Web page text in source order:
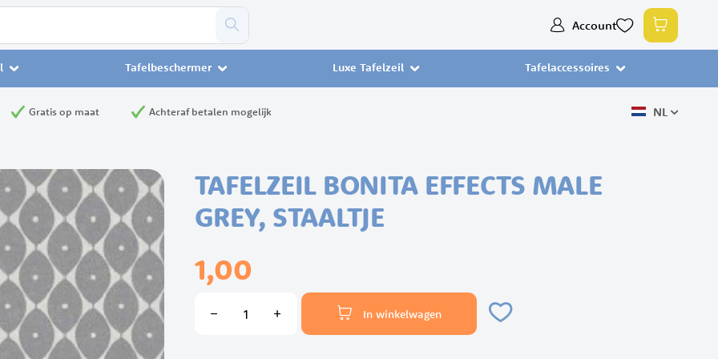
Account
Ga
inhoud
Tafelbeschermer Luxe Tafelzeil Tafelaccessoires
Gratis op maat Achteraf betalen mogelijk NL
TAFELZEIL BONITA EFFECTS MALE
GREY, STAALTJE
1,00
In winkelwagen